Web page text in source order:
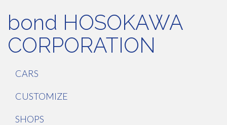
bond HOSOKAWA
CORPORATION
CARS
CUSTOMIZE
SHOPS